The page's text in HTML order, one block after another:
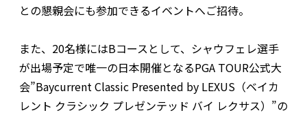
との懇親会にも参加できるイベントへご招待。
また、20名様にはBコースとして、シャウフェレ選手
が出場予定で唯一の日本開催となるPGA TOUR公式大
会”Baycurrent Classic Presented by LEXUS（ベイカ
レント クラシック プレゼンテッド バイ レクサス）”の